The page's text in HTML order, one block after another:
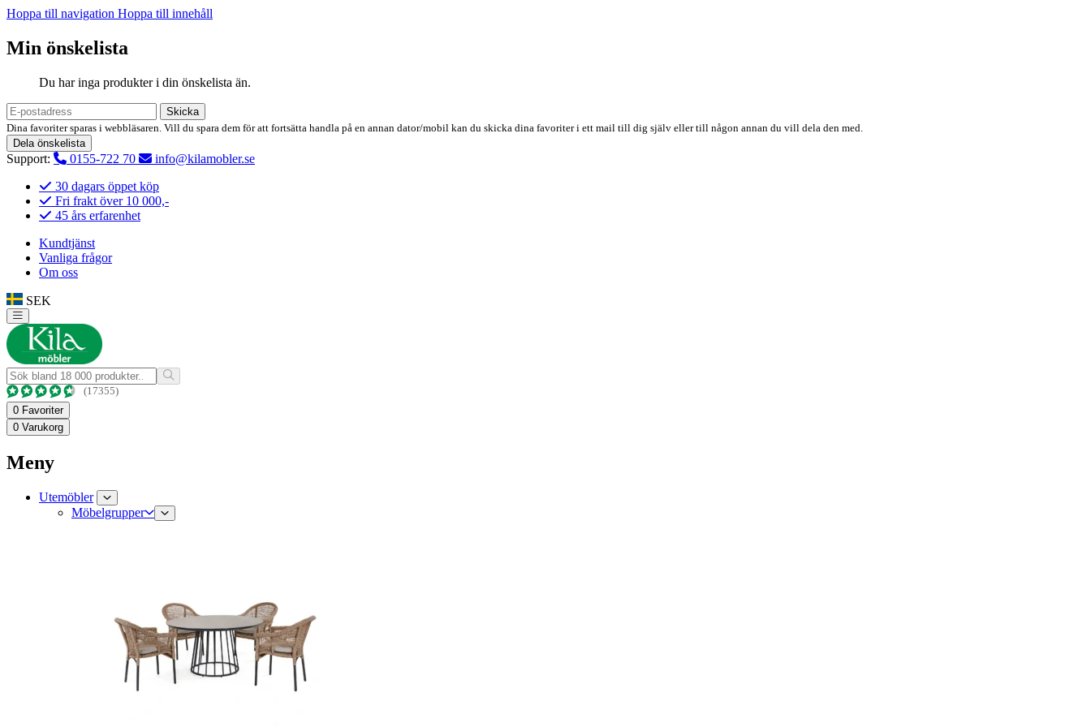
Hoppa till navigation Hoppa till innehåll
Min önskelista
Du har inga produkter i din önskelista än.
Skicka
Dina favoriter sparas i webbläsaren. Vill du spara dem för att fortsätta handla på en annan dator/mobil kan du skicka dina favoriter i ett mail till dig själv eller till någon annan du vill dela den med.
Dela önskelista
Support: 0155-722 70
info@kilamobler.se
30 dagars öppet köp
Fri frakt över 10 000,-
45 års erfarenhet
Kundtjänst
Vanliga frågor
Om oss
SEK
(17355)
0 Favoriter
0 Varukorg
Meny
Utemöbler
Möbelgrupper